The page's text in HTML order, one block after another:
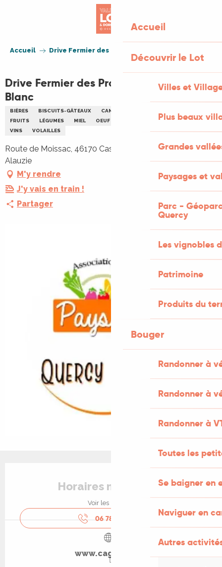
Accueil
Découvrir le Lot
Villes et
Plus beaux
Grandes
Paysages et
Parc -
Quercy
Les vignobles
Patrimoine
Produits du
Bouger
Randonner à
Randonner à
Randonner à
Toutes les
Se baigner en
Naviguer en
Autres
Accueil Drive Fermier des Producteurs du Quercy Blanc
Drive Fermier des Producteurs du Quercy
Blanc
BIÈRES BISCUITS-GÂTEAUX CANARD
FRUITS
LÉGUMES MIEL OEUF
PRODUIT APICOLE
VINS
VOLAILLES
Route de Moissac, 46170 Castelnau Montratier-Sainte
Alauzie
M'y rendre
J'y vais en train !
Partager
Ouverture et coordonnées
Horaires non définis
Voir les horaires
06 78 95 61
www.cagette.net